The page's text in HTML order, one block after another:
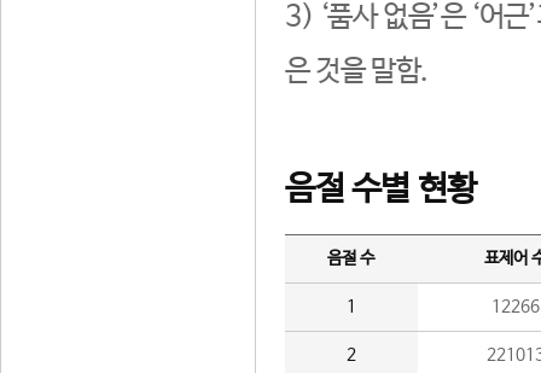
3) ‘품사 없음’은 ‘어
은 것을 말함.
음절 수별 현황
음절 수 표제어
1 12266
2